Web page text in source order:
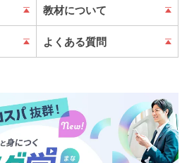
教材について
よくある質問